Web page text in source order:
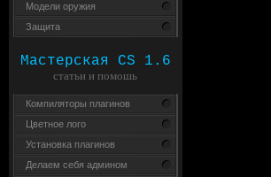
Модели оружия
Защита
Мастерская CS 1.6
статьи и помошь
Компиляторы плагинов
Цветное лого
Установка плагинов
Делаем себя админом